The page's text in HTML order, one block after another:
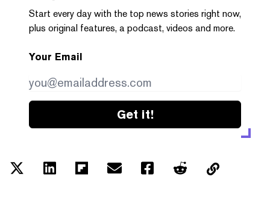
Start every day with the top news stories right now,
plus original features, a podcast, videos and more.
Your Email
Get it!